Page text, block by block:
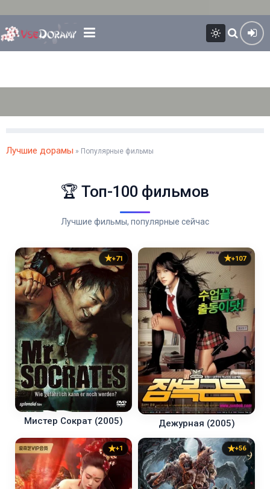
Лучшие дорамы » Популярные фильмы
🏆 Топ-100 фильмов
Лучшие фильмы, популярные сейчас
+71
Мистер Сократ (2005)
+107
Дежурная (2005)
+1 +56